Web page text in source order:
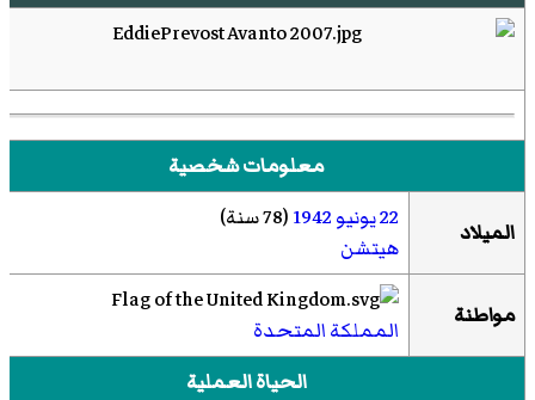
معلومات شخصية
الميلاد 22 يونيو 1942(78 سنة)
هيتشن
مواطنة
المملكة المتحدة
الحياة العملية